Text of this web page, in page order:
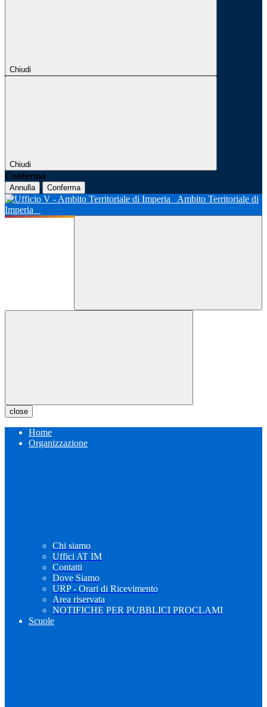
Chiudi
Chiudi
Conferma
Annulla Conferma
Ambito Territoriale di
Imperia
close
Home
Organizzazione
Chi siamo
Uffici AT IM
Contatti
Dove Siamo
URP - Orari di Ricevimento
Area riservata
NOTIFICHE PER PUBBLICI PROCLAMI
Scuole